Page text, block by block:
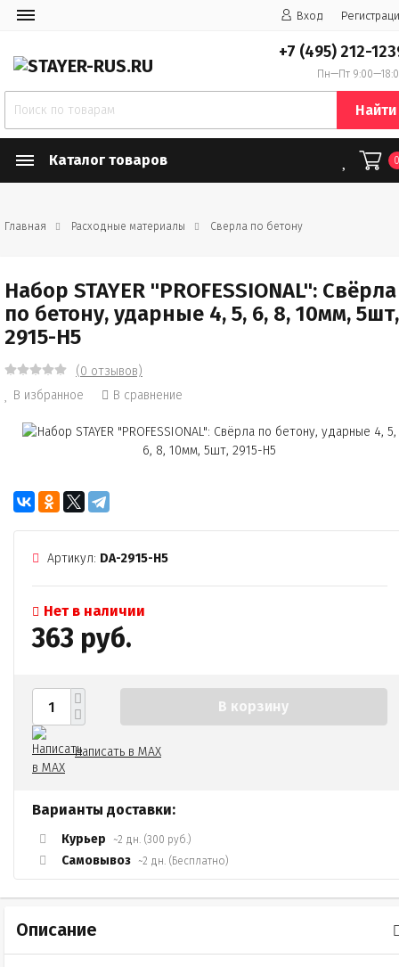
Вход
+7 (495) 212-
Пн—Пт
Найти
Каталог товаров
Главная Расходные материалы Сверла по бетону
Набор STAYER "PROFESSIONAL": Свёрла
по бетону, ударные 4, 5, 6, 8, 10мм, 5шт,
2915-H5
(0 отзывов)
В избранное
В сравнение
Артикул: DA-2915-H5
Нет в наличии
363 руб.
В корзину
Написать в MAX
Варианты доставки:
Курьер ~2 дн. (300 руб.)
Самовывоз ~2 дн. (Бесплатно)
Описание